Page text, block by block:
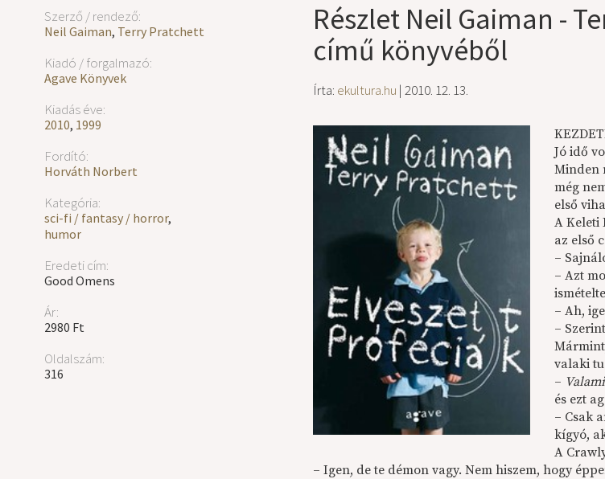
Szerző / rendező:
Neil Gaiman, Terry Pratchett
Kiadó / forgalmazó:
Agave Könyvek
Kiadás éve:
2010, 1999
Fordító:
Horváth Norbert
Kategória:
sci-fi / fantasy / horror,
humor
Eredeti cím:
Good Omens
Ár:
2980 Ft
Oldalszám:
316
Részlet Neil Gaiman -
című könyvéből
Írta: ekultura.hu | 2010. 12. 13.
Jó idő
Minden
még
első
A Keleti
az első
–
– Azt
– Ah,
–
valaki
–
és ezt
– Csak
kígyó,
A
– Igen, de te démon vagy. Nem hiszem, hogy